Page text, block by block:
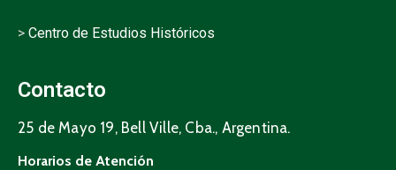
> Centro de Estudios Históricos
Contacto
25 de Mayo 19, Bell Ville, Cba., Argentina.
Horarios de Atención